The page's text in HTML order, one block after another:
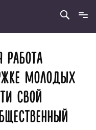
РАБОТА
МОЛОДЫХ
СВОЙ